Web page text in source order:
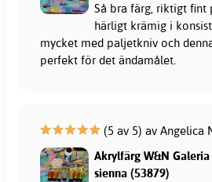
Så bra färg, riktigt fint
härligt krämig i
mycket med paljetkniv och
perfekt för det ändamålet.
(5 av 5) av Angelica
Akrylfärg W&N
sienna (53879)